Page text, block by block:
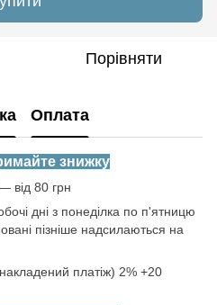
Порівняти
Оплата
знижку
від 80 грн
дні з понеділка по п'ятницю
пізніше надсилаються на
платіж) 2% +20